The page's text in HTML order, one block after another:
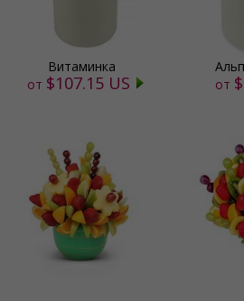
Витаминка
от $107.15 US
от